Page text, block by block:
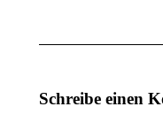
Schreibe einen